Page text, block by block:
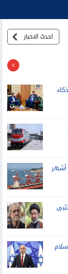
احدث الاخبار
لمجلس السلام